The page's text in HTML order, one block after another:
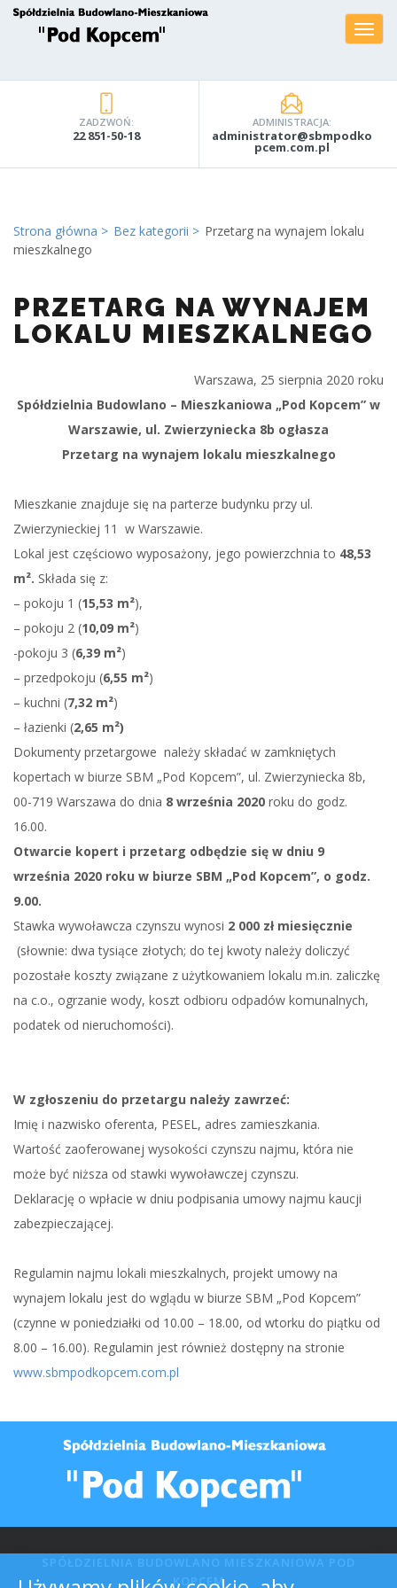
ZADZWOŃ:
22 851-50-18
ADMINISTRACJA:
administrator@sbmpodko
pcem.com.pl
Strona główna Bez kategorii
Przetarg na wynajem lokalu
mieszkalnego
PRZETARG NA WYNAJEM
LOKALU MIESZKALNEGO
Warszawa, 25 sierpnia 2020 roku
Spółdzielnia Budowlano – Mieszkaniowa „Pod Kopcem” w
Warszawie, ul. Zwierzyniecka 8b ogłasza
Przetarg na wynajem lokalu mieszkalnego
Mieszkanie znajduje się na parterze budynku przy ul.
Zwierzynieckiej 11 w Warszawie.
Lokal jest częściowo wyposażony, jego powierzchnia to 48,53
m². Składa się z:
– pokoju 1 (15,53 m²),
– pokoju 2 (10,09 m²)
-pokoju 3 (6,39 m²)
– przedpokoju (6,55 m²)
– kuchni (7,32 m²)
– łazienki (2,65 m²)
Dokumenty przetargowe należy składać w zamkniętych
kopertach w biurze SBM „Pod Kopcem”, ul. Zwierzyniecka 8b,
00-719 Warszawa do dnia 8 września 2020 roku do godz.
16.00.
Otwarcie kopert i przetarg odbędzie się w dniu 9
września 2020 roku w biurze SBM „Pod Kopcem”, o godz.
9.00.
Stawka wywoławcza czynszu wynosi 2 000 zł miesięcznie
(słownie: dwa tysiące złotych; do tej kwoty należy doliczyć
pozostałe koszty związane z użytkowaniem lokalu m.in. zaliczkę
na c.o., ogrzanie wody, koszt odbioru odpadów komunalnych,
podatek od nieruchomości).
W zgłoszeniu do przetargu należy zawrzeć:
Imię i nazwisko oferenta, PESEL, adres zamieszkania.
Wartość zaoferowanej wysokości czynszu najmu, która nie
może być niższa od stawki wywoławczej czynszu.
Deklarację o wpłacie w dniu podpisania umowy najmu kaucji
zabezpieczającej.
Regulamin najmu lokali mieszkalnych, projekt umowy na
wynajem lokalu jest do wglądu w biurze SBM „Pod Kopcem”
(czynne w poniedziałki od 10.00 – 18.00, od wtorku do piątku od
8.00 – 16.00). Regulamin jest również dostępny na stronie
www.sbmpodkopcem.com.pl
KOPCEM